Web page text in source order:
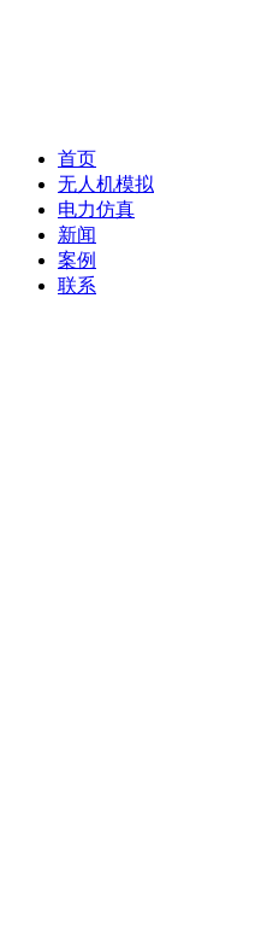
首页
无人机模拟
电力仿真
新闻
案例
联系